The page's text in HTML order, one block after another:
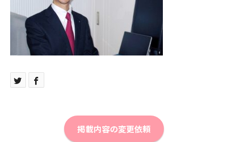
掲載内容の変更依頼